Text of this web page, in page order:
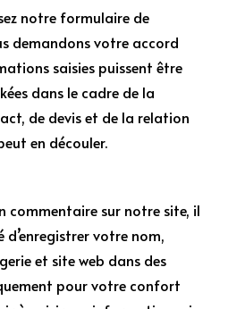
notre formulaire de
demandons votre accord
saisies puissent être
dans le cadre de la
de devis et de la relation
en découler.
commentaire sur notre site, il
d’enregistrer votre nom,
et site web dans des
pour votre confort